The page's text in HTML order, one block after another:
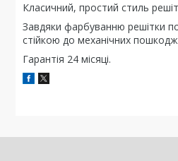
Класичний, простий стиль
Завдяки фарбуванню решітки
стійкою до механічних
Гарантія 24 місяці.